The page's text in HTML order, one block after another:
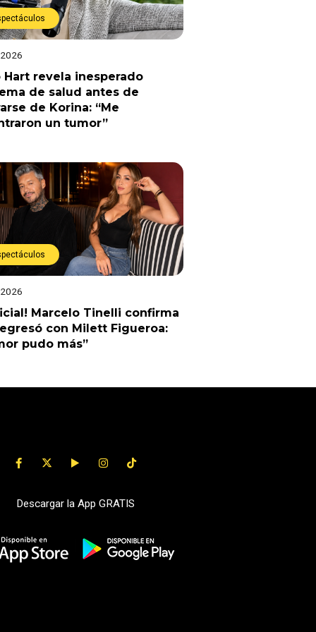
Hart revela inesperado
de salud antes de
de Korina: “Me
un tumor”
Marcelo Tinelli confirma
con Milett Figueroa:
pudo más”
Descargar la App GRATIS